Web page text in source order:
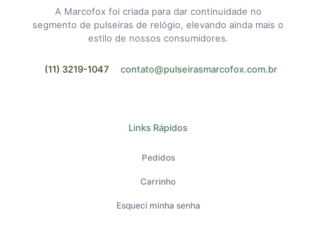
A Marcofox foi criada para dar continuidade no
segmento de pulseiras de relógio, elevando ainda mais o
estilo de nossos consumidores.
(11) 3219-1047 contato@pulseirasmarcofox.com.br
Links Rápidos
Pedidos
Carrinho
Esqueci minha senha